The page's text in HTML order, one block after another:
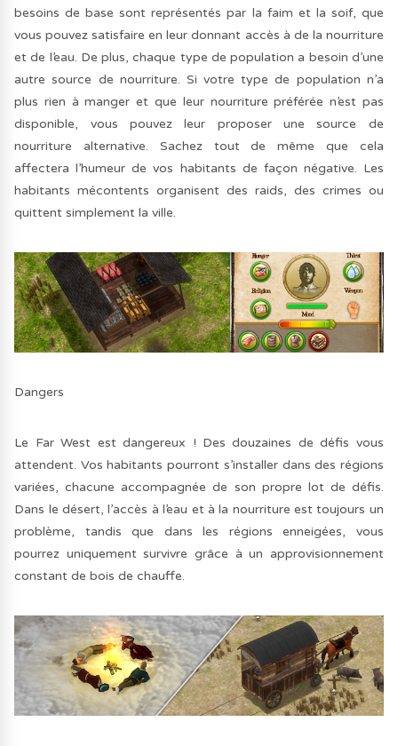
besoins de base sont représentés par la faim et la soif, que
vous pouvez satisfaire en leur donnant accès à de la nourriture
et de l’eau. De plus, chaque type de population a besoin d’une
autre source de nourriture. Si votre type de population n’a
plus rien à manger et que leur nourriture préférée n’est pas
disponible, vous pouvez leur proposer une source de
nourriture alternative. Sachez tout de même que cela
affectera l’humeur de vos habitants de façon négative. Les
habitants mécontents organisent des raids, des crimes ou
quittent simplement la ville.
Dangers
Le Far West est dangereux ! Des douzaines de défis vous
attendent. Vos habitants pourront s’installer dans des régions
variées, chacune accompagnée de son propre lot de défis.
Dans le désert, l’accès à l’eau et à la nourriture est toujours un
problème, tandis que dans les régions enneigées, vous
pourrez uniquement survivre grâce à un approvisionnement
constant de bois de chauffe.